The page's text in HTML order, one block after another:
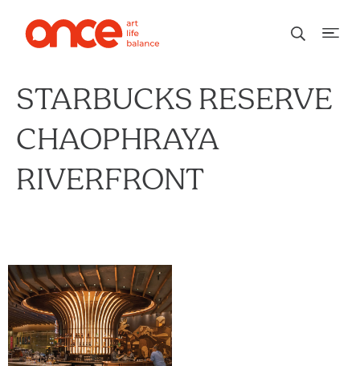
STARBUCKS RESERVE
CHAOPHRAYA
RIVERFRONT